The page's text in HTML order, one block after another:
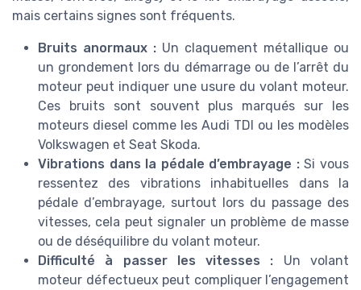
mais certains signes sont fréquents.
Bruits anormaux : Un claquement métallique ou
un grondement lors du démarrage ou de l’arrêt du
moteur peut indiquer une usure du volant moteur.
Ces bruits sont souvent plus marqués sur les
moteurs diesel comme les Audi TDI ou les modèles
Volkswagen et Seat Skoda.
Vibrations dans la pédale d’embrayage :Si vous
ressentez des vibrations inhabituelles dans la
pédale d’embrayage, surtout lors du passage des
vitesses, cela peut signaler un problème de masse
ou de déséquilibre du volant moteur.
Difficulté à passer les vitesses : Un volant
moteur défectueux peut compliquer l’engagement